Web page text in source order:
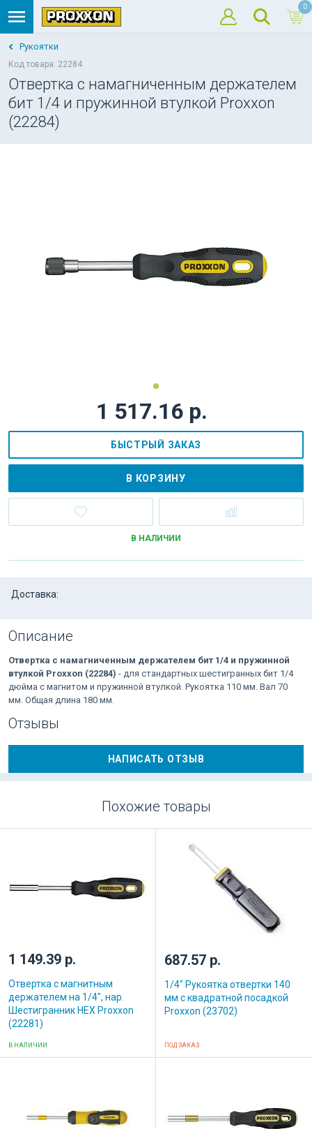
0
Рукоятки
Код товара: 22284
Отвертка с намагниченным держателем
бит 1/4 и пружинной втулкой Proxxon
(22284)
1 517.16 р.
БЫСТРЫЙ ЗАКАЗ
В КОРЗИНУ
В НАЛИЧИИ
Доставка:
Описание
Отвертка с намагниченным держателем бит 1/4 и пружинной
втулкой Proxxon (22284) - для стандартных шестигранных бит 1/4
дюйма с магнитом и пружинной втулкой. Рукоятка 110 мм. Вал 70
мм. Общая длина 180 мм.
Отзывы
НАПИСАТЬ ОТЗЫВ
Похожие товары
1 149.39 р.
Отвертка с магнитным
держателем на 1/4", нар.
Шестигранник HEX Proxxon
(22281)
В НАЛИЧИИ
687.57 р.
1/4" Рукоятка отвертки 140
мм с квадратной посадкой
Proxxon (23702)
ПОД ЗАКАЗ